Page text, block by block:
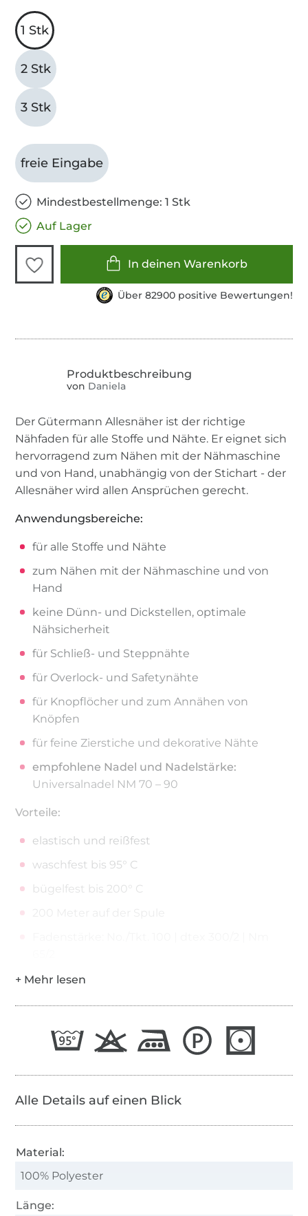
1 Stk
2 Stk
3 Stk
freie Eingabe
Mindestbestellmenge: 1 Stk
Auf Lager
In deinen Warenkorb
Über 82900 positive Bewertungen!
von Daniela
Der Gütermann Allesnäher ist der richtige
Nähfaden für alle Stoffe und Nähte. Er eignet sich
hervorragend zum Nähen mit der Nähmaschine
und von Hand, unabhängig von der Stichart - der
Allesnäher wird allen Ansprüchen gerecht.
Anwendungsbereiche:
für alle Stoffe und Nähte
zum Nähen mit der Nähmaschine und von
Hand
keine Dünn- und Dickstellen, optimale
Nähsicherheit
für Schließ- und Steppnähte
für Overlock- und Safetynähte
für Knopflöcher und zum Annähen von
Knöpfen
für feine Zierstiche und dekorative Nähte
empfohlene Nadel und Nadelstärke:
Universalnadel NM 70 – 90
Vorteile:
elastisch und reißfest
waschfest bis 95° C
bügelfest bis 200° C
Alle Details auf einen Blick
Material:
100% Polyester
Länge: